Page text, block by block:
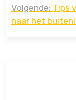
Volgende: Tips
naar het